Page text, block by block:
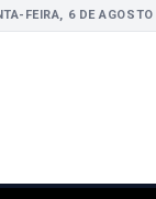
FEIRA, 6 DE